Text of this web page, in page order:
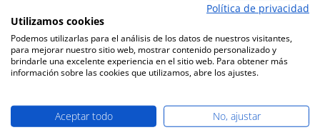
Fireplace Sakkara ladrillo de la pared
Política de privacidad
Utilizamos cookies
Podemos utilizarlas para el análisis de los datos de nuestros visitantes,
para mejorar nuestro sitio web, mostrar contenido personalizado y
brindarle una excelente experiencia en el sitio web. Para obtener más
información sobre las cookies que utilizamos, abre los ajustes.
Aceptar todo No, ajustar